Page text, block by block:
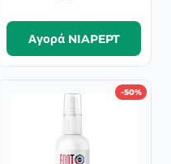
Αγορά NIAPEPT
-50%